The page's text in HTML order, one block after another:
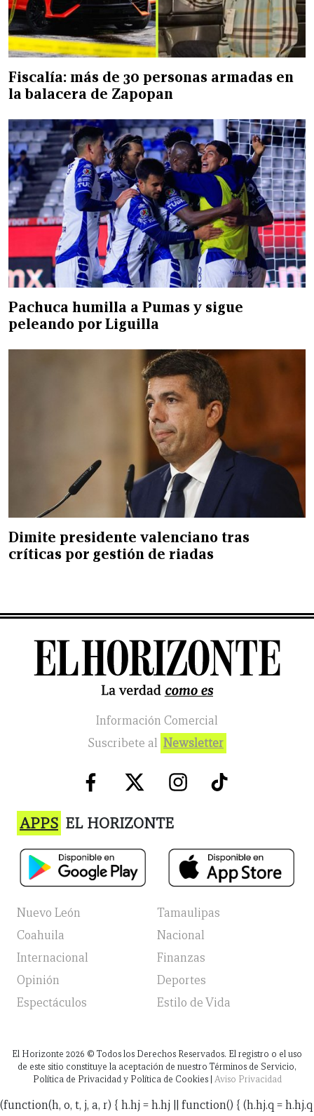
Fiscalía: más de 30 personas armadas en
la balacera de Zapopan
Pachuca humilla a Pumas y sigue
peleando por Liguilla
Dimite presidente valenciano tras
críticas por gestión de riadas
Información Comercial
Suscribete al Newsletter
APPS EL HORIZONTE
Nuevo León
Tamaulipas
Coahuila
Nacional
Internacional
Finanzas
Opinión
Deportes
Espectáculos
Estilo de Vida
El Horizonte 2026 © Todos los Derechos Reservados. El registro o el uso
de este sitio constituye la aceptación de nuestro Términos de Servicio,
Política de Privacidad y Política de Cookies | Aviso Privacidad
(function(h, o, t, j, a, r) { h.hj = h.hj || function() { (h.hj.q = h.hj.q